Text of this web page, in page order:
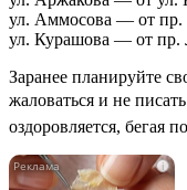
ул. Аммосова — от пр.
ул. Курашова — от пр.
Заранее планируйте
жаловаться и не
оздоровляется, бегая
i